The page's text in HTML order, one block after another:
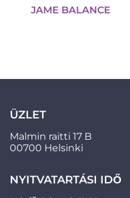
JAME BALANCE
ÜZLET
Malmin raitti 17 B
00700 Helsinki
NYITVATARTÁSI IDŐ